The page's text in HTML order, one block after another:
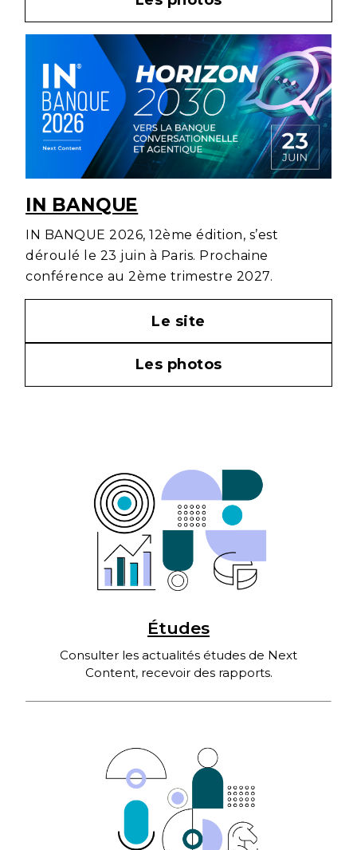
IN BANQUE
IN BANQUE 2026, 12ème édition, s’est
déroulé le 23 juin à Paris. Prochaine
conférence au 2ème trimestre 2027.
Le site
Les photos
Études
Consulter les actualités études de Next
Content, recevoir des rapports.